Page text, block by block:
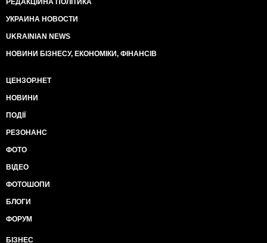
РЕДАКЦІЙНА ПОЛІТИКА
УКРАИНА НОВОСТИ
UKRAINIAN NEWS
НОВИНИ БІЗНЕСУ, ЕКОНОМІКИ, ФІНАНСІВ
ЦЕНЗОР.НЕТ
НОВИНИ
ПОДІЇ
РЕЗОНАНС
ФОТО
ВІДЕО
ФОТОШОПИ
БЛОГИ
ФОРУМ
БІЗНЕС